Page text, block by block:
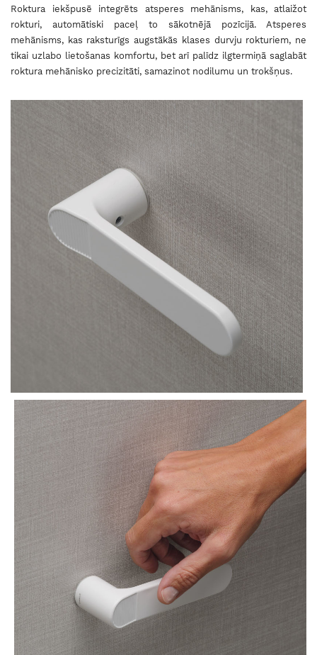
Roktura iekšpusē integrēts atsperes mehānisms, kas, atlaižot
rokturi, automātiski paceļ to sākotnējā pozīcijā. Atsperes
mehānisms, kas raksturīgs augstākās klases durvju rokturiem, ne
tikai uzlabo lietošanas komfortu, bet arī palīdz ilgtermiņā saglabāt
roktura mehānisko precizitāti, samazinot nodilumu un trokšņus.